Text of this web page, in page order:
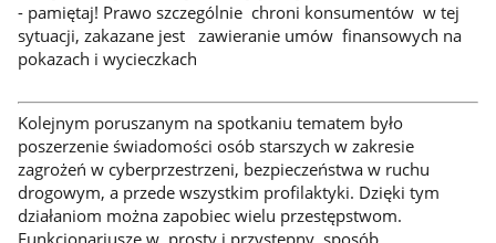
- pamiętaj! Prawo szczególnie chroni konsumentów w tej
sytuacji, zakazane jest zawieranie umów finansowych na
pokazach i wycieczkach
Kolejnym poruszanym na spotkaniu tematem było
poszerzenie świadomości osób starszych w zakresie
zagrożeń w cyberprzestrzeni, bezpieczeństwa w ruchu
drogowym, a przede wszystkim profilaktyki. Dzięki tym
działaniom można zapobiec wielu przestępstwom.